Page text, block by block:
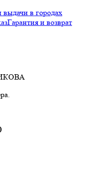
в городах
Гарантия и возврат